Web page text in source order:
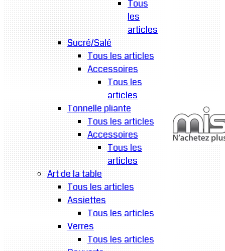
Tous
les
articles
Sucré/Salé
Tous les articles
Accessoires
Tous les
articles
Tonnelle pliante
Tous les articles
Accessoires
Tous les
articles
Art de la table
Tous les articles
Assiettes
Tous les articles
Verres
Tous les articles